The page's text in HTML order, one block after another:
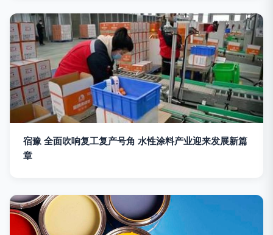
宿豫 全面吹响复工复产号角 水性涂料产业迎来发展新篇
章